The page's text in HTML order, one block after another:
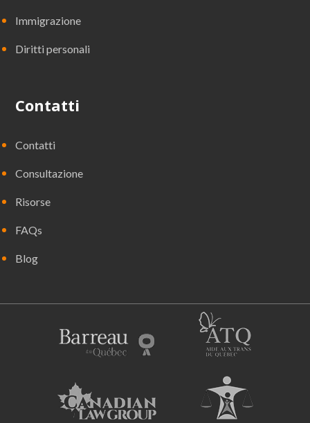
Immigrazione
Diritti personali
Contatti
Contatti
Consultazione
Risorse
FAQs
Blog